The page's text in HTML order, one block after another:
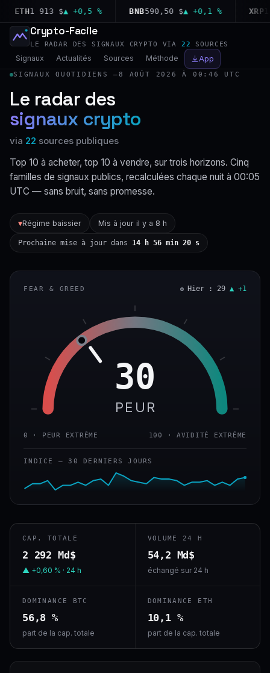
ETH1 913 $▲ +0,5 % BNB590,50 $▲ +0,1 % XRP
Crypto-Facile
LE RADAR DES SIGNAUX CRYPTO VIA 22 SOURCES
Signaux Actualités Sources Méthode App
SIGNAUX QUOTIDIENS —8 AOÛT 2026 À 00:46 UTC
Le radar des
signaux crypto
via 22 sources publiques
Top 10 à acheter, top 10 à vendre, sur trois horizons. Cinq
familles de signaux publics, recalculées chaque nuit à 00:05
UTC — sans bruit, sans promesse.
▼Régime baissier Mis à jour il y a 8 h
Prochaine mise à jour dans 14 h 56 min 19 s
FEAR & GREED Hier : 29 ▲ +1
30
PEUR
0 · PEUR EXTRÊME 100 · AVIDITÉ EXTRÊME
INDICE — 30 DERNIERS JOURS
CAP. TOTALE
2 292 Md$
▲ +0,60 % · 24 h
VOLUME 24 H
54,2 Md$
échangé sur 24 h
DOMINANCE BTC
56,8 %
part de la cap. totale
DOMINANCE ETH
10,1 %
part de la cap. totale